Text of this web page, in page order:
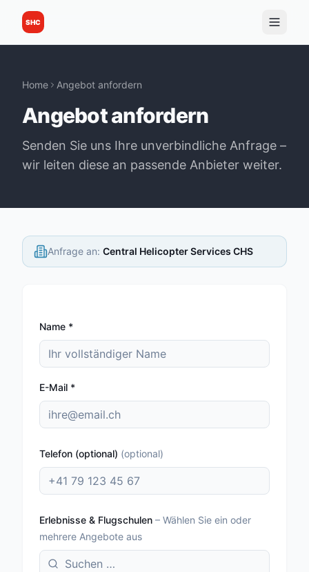
SHC
Home Angebot anfordern
Angebot anfordern
Senden Sie uns Ihre unverbindliche Anfrage –
wir leiten diese an passende Anbieter weiter.
Anfrage an: Central Helicopter Services CHS
Name *
E-Mail *
Telefon (optional) (optional)
Erlebnisse & Flugschulen – Wählen Sie ein oder
mehrere Angebote aus